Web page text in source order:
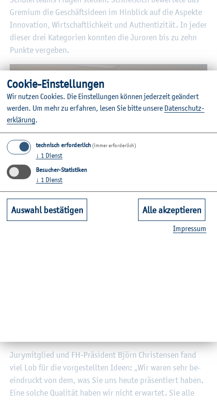
Gre­mi­um die Ge­schäfts­ide­en im Hin­blick auf die As­pek­te
In­no­va­ti­on, Wirt­schaft­lich­keit und Au­then­ti­zi­tät. In jeder
die­ser drei Ka­te­go­ri­en konn­ten die Ju­ro­ren bis zu zehn
Punk­te ver­ge­ben.
©J. Kläschen
Schü­ler ihre Ge­schäfts­ide­en vor.
Den mit 3.000 Euro do­tier­ten ers­ten Platz trug das Team
Ju­ry­mit­glied und FH-Prä­si­dent Björn Chris­ten­sen fand
viel Lob für die vor­ge­stell­ten Ideen: „Wir waren sehr be­
ein­druckt von dem, was Sie uns heute prä­sen­tiert haben.
Eine sol­che Qua­li­tät haben wir nicht er­war­tet. Sie alle
Coo­kie-Ein­stel­lun­gen
Wir nut­zen Coo­kies. Die Ein­stel­lun­gen kön­nen je­der­zeit ge­än­dert
wer­den. Um mehr zu er­fah­ren, lesen Sie bitte un­se­re Da­ten­schut­z­
er­klä­rung.
technisch erforderlich (immer erforderlich)
↓ 1 Dienst
Besucher-Statistiken
↓ 1 Dienst
Auswahl bestätigen Alle akzeptieren
Im­pres­sum